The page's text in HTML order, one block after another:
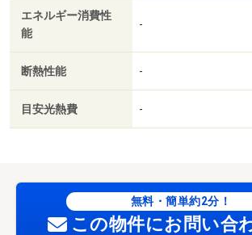
エネルギー消費性
能
-
断熱性能 -
目安光熱費 -
無料・簡単約2分！
この物件にお問い合